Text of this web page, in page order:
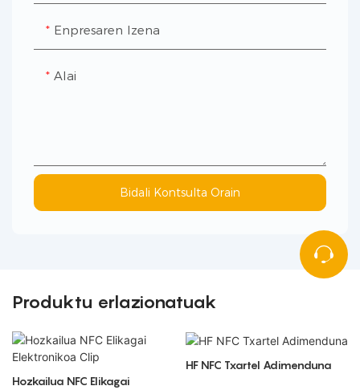
Enpresaren Izena
Alai
Bidali Kontsulta Orain
Produktu erlazionatuak
Hozkailua NFC Elikagai
HF NFC Txartel Adimenduna